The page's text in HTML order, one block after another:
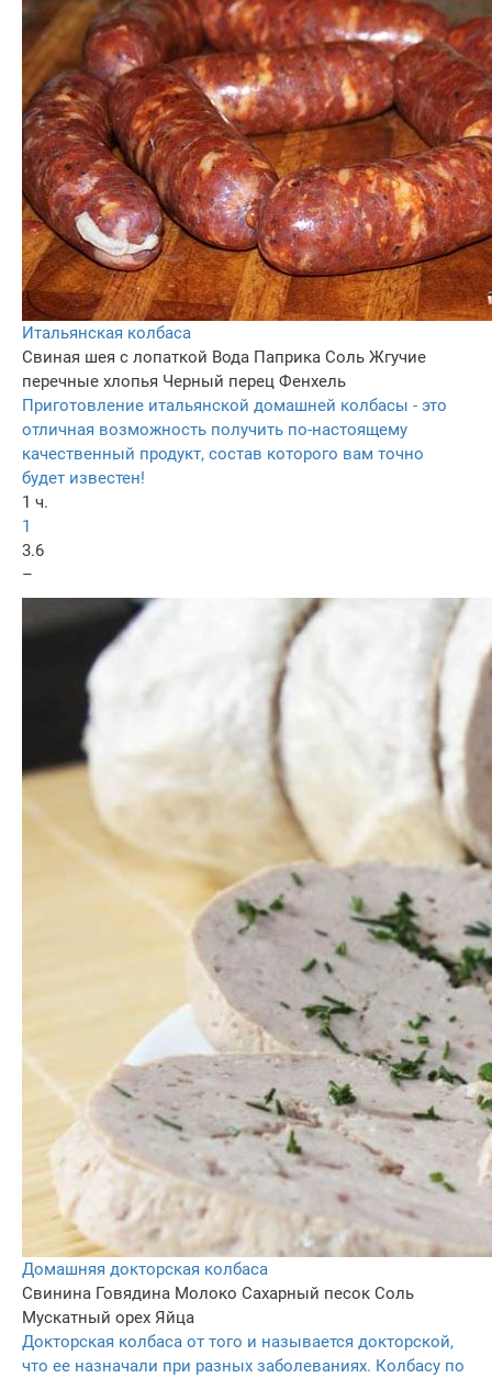
Итальянская колбаса
Свиная шея с лопаткой Вода Паприка Соль Жгучие
перечные хлопья Черный перец Фенхель
Приготовление итальянской домашней колбасы - это
отличная возможность получить по-настоящему
качественный продукт, состав которого вам точно
будет известен!
1 ч.
1
3.6
–
Домашняя докторская колбаса
Свинина Говядина Молоко Сахарный песок Соль
Мускатный орех Яйца
Докторская колбаса от того и называется докторской,
что ее назначали при разных заболеваниях. Колбасу по